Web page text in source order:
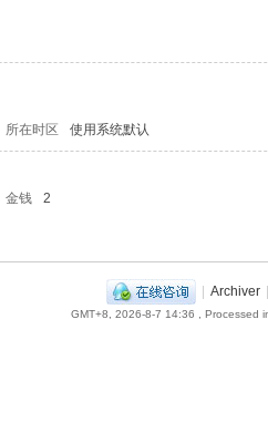
所在时区 使用系统默认
金钱
2
| Archiver |
GMT+8, 2026-8-7 14:36 , Processed